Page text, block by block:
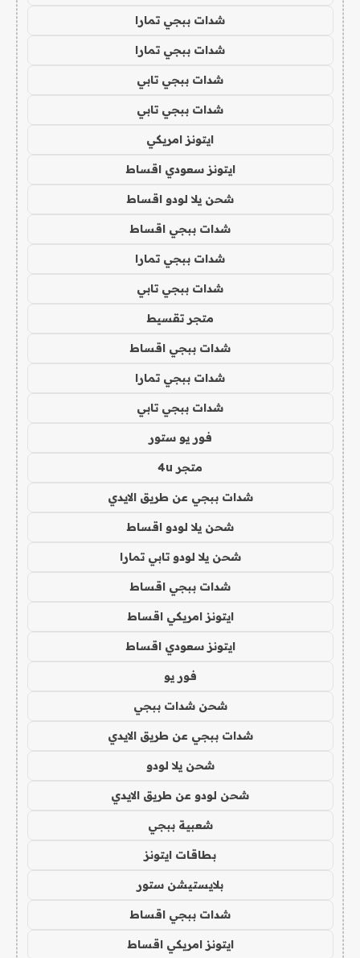
شدات ببجي تمارا
شدات ببجي تمارا
شدات ببجي تابي
شدات ببجي تابي
ايتونز امريكي
ايتونز سعودي اقساط
شحن يلا لودو اقساط
شدات ببجي اقساط
شدات ببجي تمارا
شدات ببجي تابي
متجر تقسيط
شدات ببجي اقساط
شدات ببجي تمارا
شدات ببجي تابي
فور يو ستور
متجر 4u
شدات ببجي عن طريق الايدي
شحن يلا لودو اقساط
شحن يلا لودو تابي تمارا
شدات ببجي اقساط
ايتونز امريكي اقساط
ايتونز سعودي اقساط
فور يو
شحن شدات ببجي
شدات ببجي عن طريق الايدي
شحن يلا لودو
شحن لودو عن طريق الايدي
شعبية ببجي
بطاقات ايتونز
بلايستيشن ستور
شدات ببجي اقساط
ايتونز امريكي اقساط